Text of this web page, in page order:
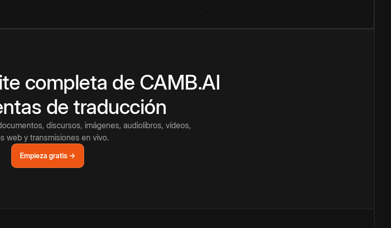
completa de CAMB.AI
de traducción
discursos, imágenes, audiolibros, vídeos,
web y transmisiones en vivo.
Empieza gratis →